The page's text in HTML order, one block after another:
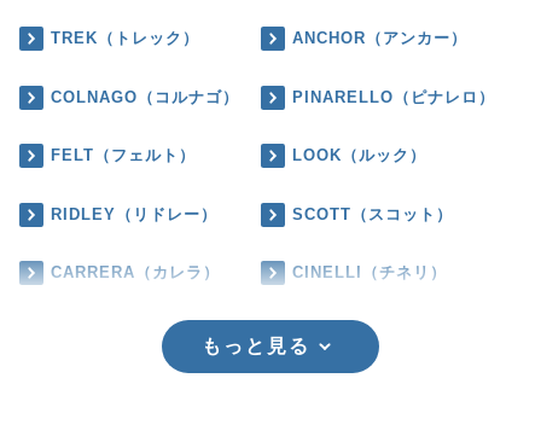
TREK（トレック） ANCHOR（アンカー）
COLNAGO（コルナゴ） PINARELLO（ピナレロ）
FELT（フェルト） LOOK（ルック）
RIDLEY（リドレー） SCOTT（スコット）
CARRERA（カレラ） CINELLI（チネリ）
もっと見る